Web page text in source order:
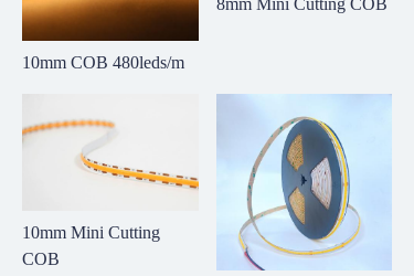
10mm COB 480leds/m
8mm Mini Cutting COB
10mm Mini Cutting
COB